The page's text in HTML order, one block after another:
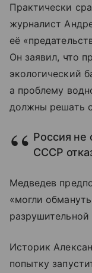
Практически
журналист
её
Он заявил, что
экологический
а проблему
должны решать
Россия не
СССР
Медведев
«могли
разрушительной
Историк
попытку